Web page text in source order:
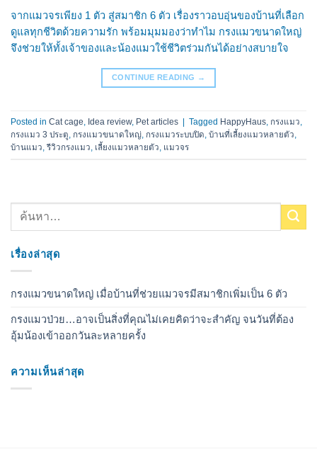
เรื่องล่าสุด
กรงแมวขนาดใหญ่ เมื่อบ้านที่ช่วยแมวจรมีสมาชิกเพิ่มเป็น 6 ตัว
กรงแมวป่วย…อาจเป็นสิ่งที่คุณไม่เคยคิดว่าจะสำคัญ จนวันที่ต้อง
อุ้มน้องเข้าออกวันละหลายครั้ง
ความเห็นล่าสุด
จากแมวจรเพียง 1 ตัว สู่สมาชิก 6 ตัว เรื่องราวอบอุ่นของบ้านที่เลือก
ดูแลทุกชีวิตด้วยความรัก พร้อมมุมมองว่าทำไม กรงแมวขนาดใหญ่
จึงช่วยให้ทั้งเจ้าของและน้องแมวใช้ชีวิตร่วมกันได้อย่างสบายใจ
CONTINUE READING →
Posted in Cat cage Idea review, Pet articles Tagged HappyHaus กรงแมว
กรงแมว 3 ประตู
กรงแมวขนาดใหญ่ กรงแมวระบบปิด บ้านที่เลี้ยงแมวหลายตัว
บ้านแมว ,รีวิวกรงแมว เลี้ยงแมวหลายตัว แมวจร